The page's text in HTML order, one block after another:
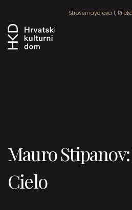
Strossmayerova 1, Rijeka
Mauro
Cielo